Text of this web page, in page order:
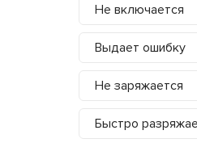
Не включается
Выдает ошибку
Не заряжается
Быстро